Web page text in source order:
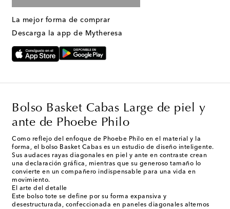
La mejor forma de comprar
Descarga la app de Mytheresa
Bolso Basket Cabas Large de piel y
ante de Phoebe Philo
Como reflejo del enfoque de Phoebe Philo en el material y la
forma, el bolso Basket Cabas es un estudio de diseño inteligente.
Sus audaces rayas diagonales en piel y ante en contraste crean
una declaración gráfica, mientras que su generoso tamaño lo
convierte en un compañero indispensable para una vida en
movimiento.
El arte del detalle
Este bolso tote se define por su forma expansiva y
desestructurada, confeccionada en paneles diagonales alternos